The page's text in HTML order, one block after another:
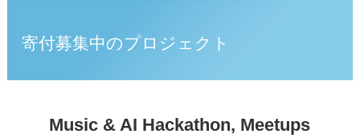
寄付募集中のプロジェクト
Music & AI Hackathon, Meetups